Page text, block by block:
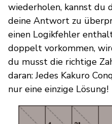
wiederholen, kannst du
deine Antwort zu
einen Logikfehler
doppelt vorkommen,
du musst die richtige
daran: Jedes Kakuro
nur eine einzige Lösung!